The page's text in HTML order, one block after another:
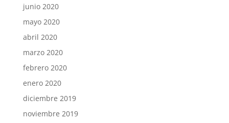
junio 2020
mayo 2020
abril 2020
marzo 2020
febrero 2020
enero 2020
diciembre 2019
noviembre 2019